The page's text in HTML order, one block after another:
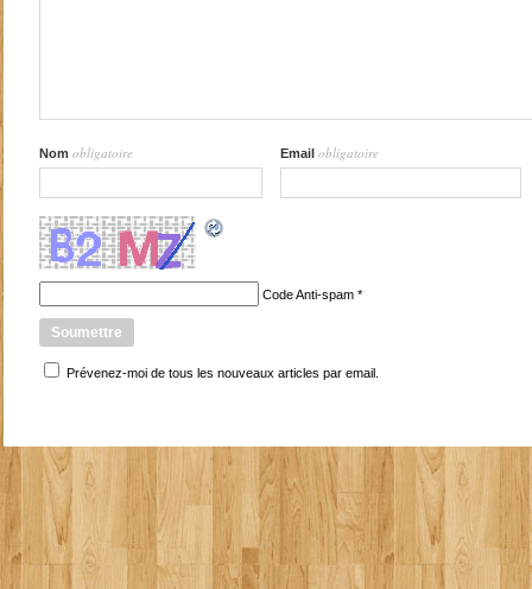
Nom obligatoire Email obligatoire
Code Anti-spam*
Prévenez-moi de tous les nouveaux articles par email.